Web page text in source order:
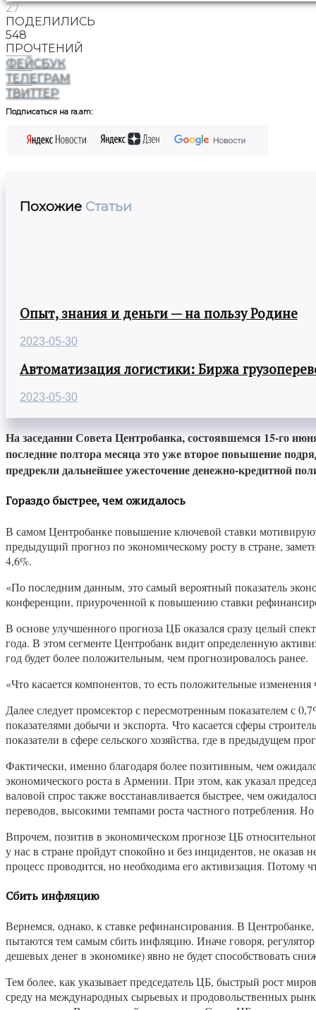
27
ПОДЕЛИЛИСЬ
548
ПРОЧТЕНИЙ
ФЕЙСБУК
ТЕЛЕГРАМ
ТВИТТЕР
Подписаться на ra.am:
Похожие Статьи
Опыт, знания и деньги — на пользу Родине
2023-05-30
Автоматизация логистики: Биржа
2023-05-30
На заседании Совета Центробанка, состоявшемся 15-го
последние полтора месяца это уже второе повышение
предрекли дальнейшее ужесточение денежно-кредитной
Гораздо быстрее, чем ожидалось
В самом Центробанке повышение ключевой ставки
предыдущий прогноз по экономическому росту в стране,
4,6%.
«По последним данным, это самый вероятный показатель
конференции, приуроченной к повышению ставки
В основе улучшенного прогноза ЦБ оказался сразу целый
года. В этом сегменте Центробанк видит определенную
год будет более положительным, чем прогнозировалось ранее.
«Что касается компонентов, то есть положительные
Далее следует промсектор с пересмотренным показателем с
показателями добычи и экспорта. Что касается сферы
показатели в сфере сельского хозяйства, где в предыдущем
Фактически, именно благодаря более позитивным, чем
экономического роста в Армении. При этом, как указал
валовой спрос также восстанавливается быстрее, чем
переводов, высокими темпами роста частного потребления.
Впрочем, позитив в экономическом прогнозе ЦБ
у нас в стране пройдут спокойно и без инцидентов, не оказав
процесс проводится, но необходима его активизация.
Сбить инфляцию
Вернемся, однако, к ставке рефинансирования. В
пытаются тем самым сбить инфляцию. Иначе говоря,
дешевых денег в экономике) явно не будет способствовать
Тем более, как указывает председатель ЦБ, быстрый рост
среду на международных сырьевых и продовольственных